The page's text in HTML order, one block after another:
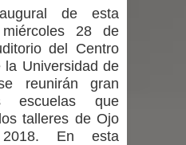
de Curicó inició
escolar
Azul en Talca ante
de esta
28 de
del Centro
la Universidad de
reunirán gran
que
talleres de Ojo
En esta